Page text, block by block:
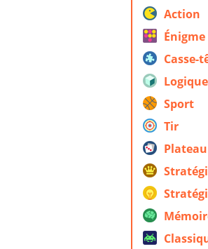
Action
Casse-
Logique
Sport
Tir
Plateau